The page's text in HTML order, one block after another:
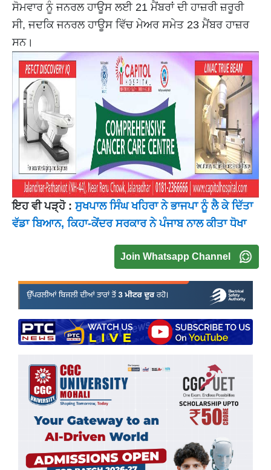
ਸੋਮਵਾਰ ਨੂੰ ਜਨਰਲ ਹਾਊਸ ਲਈ 21 ਮੈਂਬਰਾਂ ਦੀ ਹਾਜ਼ਰੀ ਜ਼ਰੂਰੀ
ਸੀ, ਜਦਕਿ ਜਨਰਲ ਹਾਊਸ ਵਿੱਚ ਮੇਅਰ ਸਮੇਤ 23 ਮੈਂਬਰ ਹਾਜ਼ਰ
ਸਨ।
ਇਹ ਵੀ ਪੜ੍ਹੋ :ਸੁਖਪਾਲ ਸਿੰਘ ਖਹਿਰਾ ਨੇ ਭਾਜਪਾ ਨੂੰ ਲੈ ਕੇ ਦਿੱਤਾ
ਵੱਡਾ ਬਿਆਨ, ਕਿਹਾ-ਕੇਂਦਰ ਸਰਕਾਰ ਨੇ ਪੰਜਾਬ ਨਾਲ ਕੀਤਾ ਧੋਖਾ
Join Whatsapp Channel